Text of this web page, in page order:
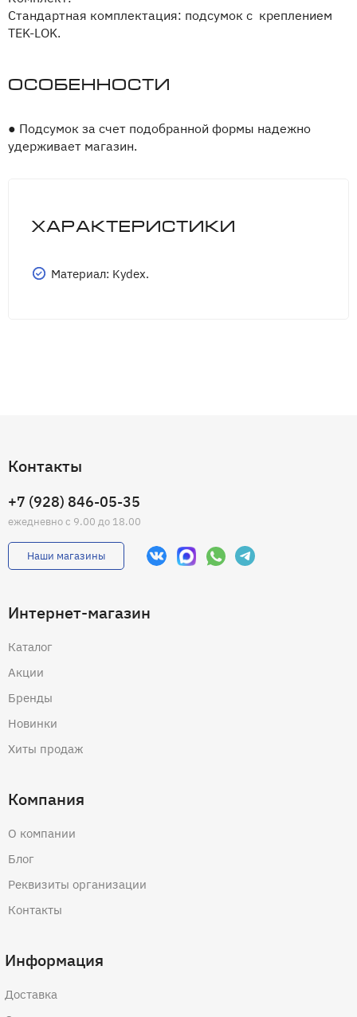
Стандартная комплектация: подсумок с креплением
TEK-LOK.
Особенности
● Подсумок за счет подобранной формы надежно
удерживает магазин.
Характеристики
Материал: Kydex.
Контакты
+7 (928) 846-05-35
ежедневно с 9.00 до 18.00
Наши магазины
Интернет-магазин
Каталог
Акции
Бренды
Новинки
Хиты продаж
Компания
О компании
Блог
Реквизиты организации
Контакты
Информация
Доставка